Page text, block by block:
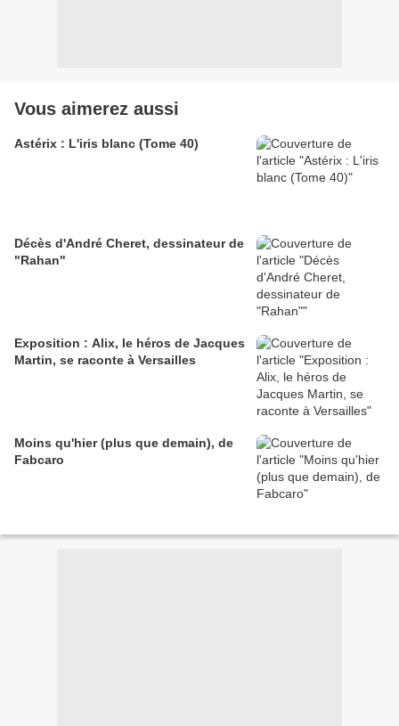
Vous aimerez aussi
Astérix : L'iris blanc (Tome 40)
Décès d'André Cheret, dessinateur de
"Rahan"
Exposition : Alix, le héros de Jacques
Martin, se raconte à Versailles
Moins qu'hier (plus que demain), de
Fabcaro